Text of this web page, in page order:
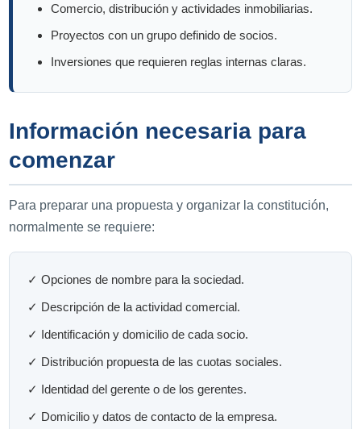
Comercio, distribución y actividades inmobiliarias.
Proyectos con un grupo definido de socios.
Inversiones que requieren reglas internas claras.
Información necesaria para
comenzar
Para preparar una propuesta y organizar la constitución,
normalmente se requiere:
✓ Opciones de nombre para la sociedad.
✓ Descripción de la actividad comercial.
✓ Identificación y domicilio de cada socio.
✓ Distribución propuesta de las cuotas sociales.
✓ Identidad del gerente o de los gerentes.
✓ Domicilio y datos de contacto de la empresa.